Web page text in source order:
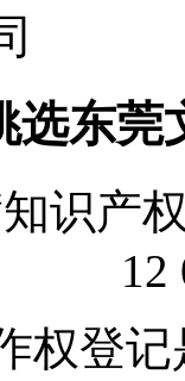
选东莞
识产
12
权登